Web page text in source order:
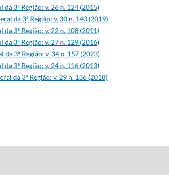
3ª Região: v. 26 n. 124 (2015)
da 3ª Região: v. 30 n. 140 (2019)
3ª Região: v. 22 n. 108 (2011)
3ª Região: v. 27 n. 129 (2016)
3ª Região: v. 34 n. 157 (2023)
3ª Região: v. 24 n. 116 (2013)
da 3ª Região: v. 29 n. 136 (2018)